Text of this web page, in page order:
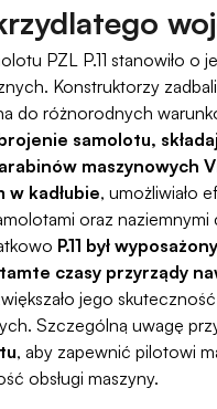
PZL P.11 stanowiło o
Konstruktorzy
do różnorodnych
samolotu,
maszynowych
w kadłubie, umożliwiało
oraz naziemnymi
P.11 był
czasy przyrządy
jego
Szczególną uwagę
, aby zapewnić pilotowi
obsługi maszyny.